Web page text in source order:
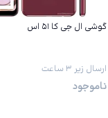
گوشی ال جی کا ۵۱ اس
ارسال زیر ۳ ساعت
ناموجود